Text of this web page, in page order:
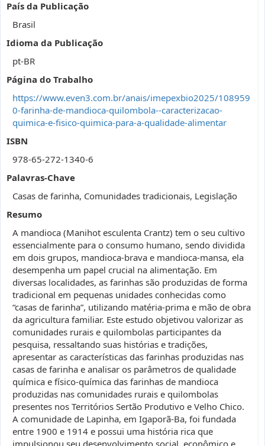
País da Publicação
Brasil
Idioma da Publicação
pt-BR
Página do Trabalho
https://www.even3.com.br/anais/imepexbio2025/108959
0-farinha-de-mandioca-quilombola--caracterizacao-
quimica-e-fisico-quimica-para-a-qualidade-alimentar
ISBN
978-65-272-1340-6
Palavras-Chave
Casas de farinha, Comunidades tradicionais, Legislação
Resumo
A mandioca (Manihot esculenta Crantz) tem o seu cultivo
essencialmente para o consumo humano, sendo dividida
em dois grupos, mandioca-brava e mandioca-mansa, ela
desempenha um papel crucial na alimentação. Em
diversas localidades, as farinhas são produzidas de forma
tradicional em pequenas unidades conhecidas como
“casas de farinha”, utilizando matéria-prima e mão de obra
da agricultura familiar. Este estudo objetivou valorizar as
comunidades rurais e quilombolas participantes da
pesquisa, ressaltando suas histórias e tradições,
apresentar as características das farinhas produzidas nas
casas de farinha e analisar os parâmetros de qualidade
química e físico-química das farinhas de mandioca
produzidas nas comunidades rurais e quilombolas
presentes nos Territórios Sertão Produtivo e Velho Chico.
A comunidade de Lapinha, em Igaporã-Ba, foi fundada
entre 1900 e 1914 e possui uma história rica que
impulsionou seu desenvolvimento social, econômico e